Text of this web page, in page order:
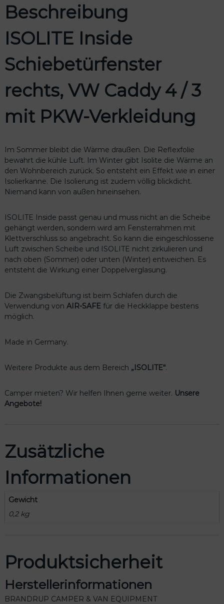
Beschreibung
ISOLITE Inside
Schiebetürfenster
rechts, VW Caddy 4 / 3
mit PKW-Verkleidung
Im Sommer bleibt die Wärme draußen. Die Reflexfolie
bewahrt die kühle Luft. Im Winter gibt Isolite die Wärme an
den Wohnbereich zurück. So entsteht ein Effekt wie in einer
Isolierkanne. Die Isolierung ist zudem völlig blickdicht.
Niemand kann von außen hineinsehen.
ISOLITE Inside passt genau und muss nicht an die Scheibe
gehängt werden, sondern wird am Fensterrahmen mit
Klettverschluss so angebracht. So kann die eingeschlossene
Luft zwischen Scheibe und ISOLITE nicht zirkulieren und
nach oben (Sommer) oder unten (Winter) entweichen. Es
entsteht die Wirkung einer Doppelverglasung.
Die Zwangsbelüftung ist beim Schlafen durch die
Verwendung von AIR-SAFEfür die Heckklappe bestens
möglich.
Made in Germany.
Weitere Produkte aus dem Bereich „ISOLITE“.
Camper mieten? Wir helfen Ihnen gerne weiter. Unsere
Angebote!
Zusätzliche
Informationen
Gewicht
0,2 kg
Produktsicherheit
Herstellerinformationen
BRANDRUP CAMPER & VAN EQUIPMENT